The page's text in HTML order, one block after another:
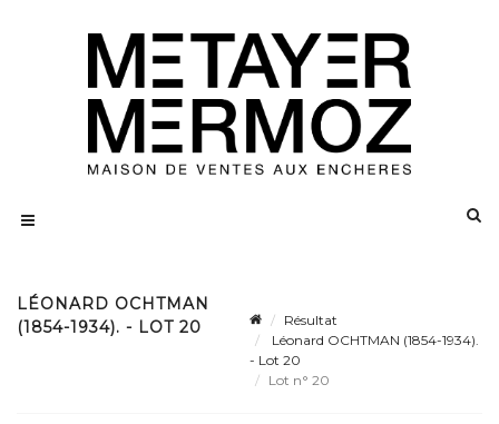
LÉONARD OCHTMAN
(1854-1934). - LOT 20
Résultat
Léonard OCHTMAN (1854-1934).
- Lot 20
Lot n° 20